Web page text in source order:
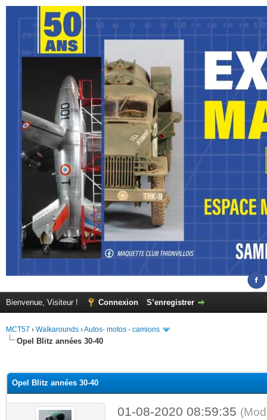
Bienvenue, Visiteur ! Connexion S’enregistrer
MCT57 › Walkarounds ›Autos- motos - camions
Opel Blitz années 30-40
Opel Blitz années 30-40
01-08-2020 08:59:35